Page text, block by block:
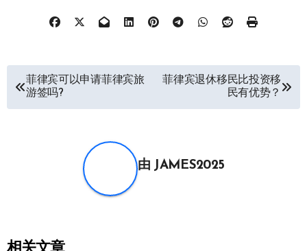
菲律宾可以申请菲律宾旅
游签吗?
菲律宾退休移民比投资移
民有优势？
由 JAMES2025